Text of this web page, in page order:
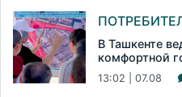
В Ташкенте
комфортной
13:02 | 07.08